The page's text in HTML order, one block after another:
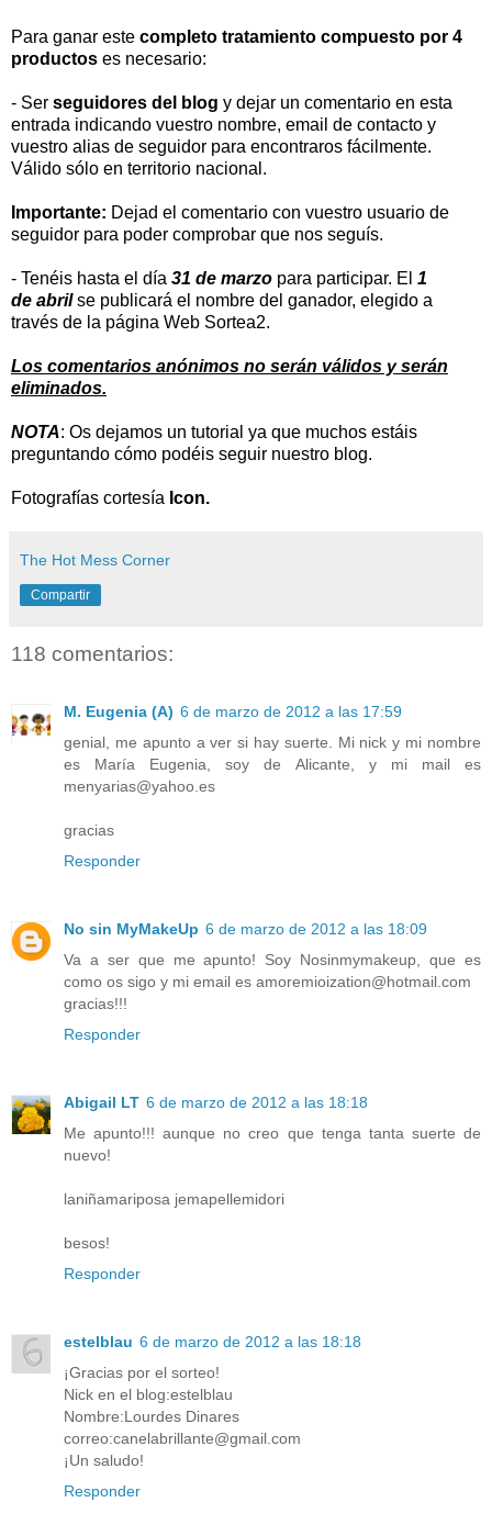
Para ganar este completo tratamiento compuesto por 4
productos es necesario:
- Ser seguidores del blog y dejar un comentario en esta
entrada indicando vuestro nombre, email de contacto y
vuestro alias de seguidor para encontraros fácilmente.
Válido sólo en territorio nacional.
Importante: Dejad el comentario con vuestro usuario de
seguidor para poder comprobar que nos seguís.
- Tenéis hasta el día 31 de marzo para participar. El 1
de abrilse publicará el nombre del ganador, elegido a
través de la página Web Sortea2.
Los comentarios anónimos no serán válidos y serán
eliminados.
NOTA: Os dejamos un tutorial ya que muchos estáis
preguntando cómo podéis seguir nuestro blog.
Fotografías cortesía Icon.
The Hot Mess Corner
Compartir
118 comentarios:
M. Eugenia (A) 6 de marzo de 2012 a las 17:59
genial, me apunto a ver si hay suerte. Mi nick y mi nombre
es María Eugenia, soy de Alicante, y mi mail es
menyarias@yahoo.es
gracias
Responder
No sin MyMakeUp 6 de marzo de 2012 a las 18:09
Va a ser que me apunto! Soy Nosinmymakeup, que es
como os sigo y mi email es amoremioization@hotmail.com
gracias!!!
Responder
Abigail LT 6 de marzo de 2012 a las 18:18
Me apunto!!! aunque no creo que tenga tanta suerte de
nuevo!
laniñamariposa jemapellemidori
besos!
Responder
estelblau 6 de marzo de 2012 a las 18:18
¡Gracias por el sorteo!
Nick en el blog:estelblau
Nombre:Lourdes Dinares
correo:canelabrillante@gmail.com
¡Un saludo!
Responder